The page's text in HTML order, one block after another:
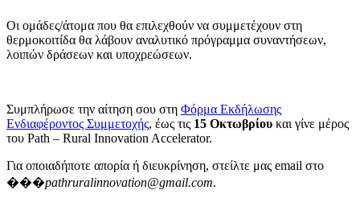
Οι ομάδες/άτομα που θα επιλεχθούν να συμμετέχουν στη
θερμοκοιτίδα θα λάβουν αναλυτικό πρόγραμμα συναντήσεων,
λοιπών δράσεων και υποχρεώσεων.
Συμπλήρωσε την αίτηση σου στη Φόρμα Εκδήλωσης
Ενδιαφέροντος Συμμετοχής, έως τις 15 Οκτωβρίου και γίνε μέρος
του Path – Rural Innovation Accelerator.
Για οποιαδήποτε απορία ή διευκρίνηση, στείλτε μας email στο
���pathruralinnovation@gmail.com.